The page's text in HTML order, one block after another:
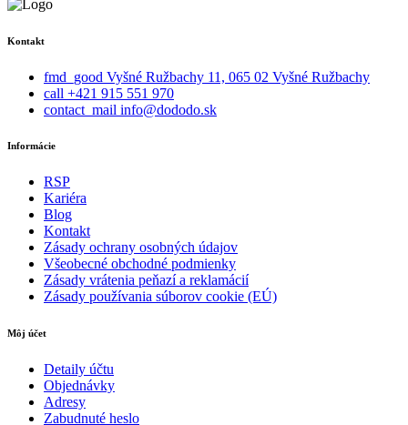
Kontakt
fmd_good Vyšné Ružbachy 11, 065 02 Vyšné Ružbachy
call +421 915 551 970
contact_mail info@dododo.sk
Informácie
RSP
Kariéra
Blog
Kontakt
Zásady ochrany osobných údajov
Všeobecné obchodné podmienky
Zásady vrátenia peňazí a reklamácií
Zásady používania súborov cookie (EÚ)
Môj účet
Detaily účtu
Objednávky
Adresy
Zabudnuté heslo